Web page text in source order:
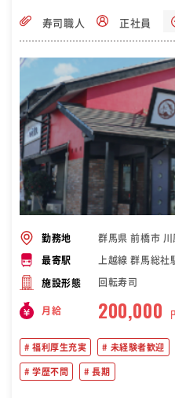
寿司職人 正社員
勤務地 群馬県 前橋市
最寄駅 上越線 群馬総社
施設形態 回転寿司
月給 200,000
福利厚生充実 未経験者歓迎
学歴不問 長期